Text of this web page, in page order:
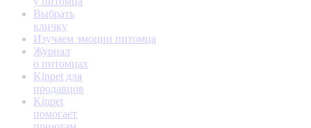
Выбрать
кличку
Изучаем эмоции питомца
Журнал
о питомцах
Kinpet для
продавцов
Kinpet
помогает